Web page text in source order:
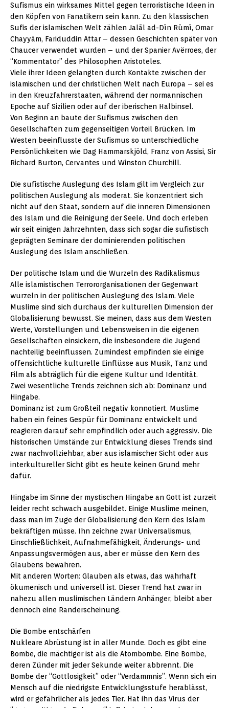
Sufismus ein wirksames Mittel gegen terroristische Ideen in
den Köpfen von Fanatikern sein kann. Zu den klassischen
Sufis der islamischen Welt zählen Jalāl ad-Dīn Rūmī, Omar
Chayyām, Fariduddin Attar – dessen Geschichten später von
Chaucer verwendet wurden – und der Spanier Avërroes, der
“Kommentator” des Philosophen Aristoteles.
Viele ihrer Ideen gelangten durch Kontakte zwischen der
islamischen und der christlichen Welt nach Europa – sei es
in den Kreuzfahrerstaaten, während der normannischen
Epoche auf Sizilien oder auf der iberischen Halbinsel.
Von Beginn an baute der Sufismus zwischen den
Gesellschaften zum gegenseitigen Vorteil Brücken. Im
Westen beeinflusste der Sufismus so unterschiedliche
Persönlichkeiten wie Dag Hammarskjöld, Franz von Assisi, Sir
Richard Burton, Cervantes und Winston Churchill.
Die sufistische Auslegung des Islam gilt im Vergleich zur
politischen Auslegung als moderat. Sie konzentriert sich
nicht auf den Staat, sondern auf die inneren Dimensionen
des Islam und die Reinigung der Seele. Und doch erleben
wir seit einigen Jahrzehnten, dass sich sogar die sufistisch
geprägten Seminare der dominierenden politischen
Auslegung des Islam anschließen.
Der politische Islam und die Wurzeln des Radikalismus
Alle islamistischen Terrororganisationen der Gegenwart
wurzeln in der politischen Auslegung des Islam. Viele
Muslime sind sich durchaus der kulturellen Dimension der
Globalisierung bewusst. Sie meinen, dass aus dem Westen
Werte, Vorstellungen und Lebensweisen in die eigenen
Gesellschaften einsickern, die insbesondere die Jugend
nachteilig beeinflussen. Zumindest empfinden sie einige
offensichtliche kulturelle Einflüsse aus Musik, Tanz und
Film als abträglich für die eigene Kultur und Identität.
Zwei wesentliche Trends zeichnen sich ab: Dominanz und
Hingabe.
Dominanz ist zum Großteil negativ konnotiert. Muslime
haben ein feines Gespür für Dominanz entwickelt und
reagieren darauf sehr empfindlich oder auch aggressiv. Die
historischen Umstände zur Entwicklung dieses Trends sind
zwar nachvollziehbar, aber aus islamischer Sicht oder aus
interkultureller Sicht gibt es heute keinen Grund mehr
dafür.
Hingabe im Sinne der mystischen Hingabe an Gott ist zurzeit
leider recht schwach ausgebildet. Einige Muslime meinen,
dass man im Zuge der Globalisierung den Kern des Islam
bekräftigen müsse. Ihn zeichne zwar Universalismus,
Einschließlichkeit, Aufnahmefähigkeit, Änderungs- und
Anpassungsvermögen aus, aber er müsse den Kern des
Glaubens bewahren.
Mit anderen Worten: Glauben als etwas, das wahrhaft
ökumenisch und universell ist. Dieser Trend hat zwar in
nahezu allen muslimischen Ländern Anhänger, bleibt aber
dennoch eine Randerscheinung.
Die Bombe entschärfen
Nukleare Abrüstung ist in aller Munde. Doch es gibt eine
Bombe, die mächtiger ist als die Atombombe. Eine Bombe,
deren Zünder mit jeder Sekunde weiter abbrennt. Die
Bombe der “Gottlosigkeit” oder “Verdammnis”. Wenn sich ein
Mensch auf die niedrigste Entwicklungsstufe herablässt,
wird er gefährlicher als jedes Tier. Hat ihn das Virus der